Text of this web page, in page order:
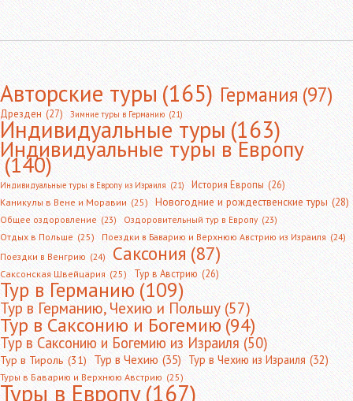
Авторские туры(165) Германия(97)
Дрезден (27) Зимние туры в Германию (21)
Индивидуальные туры(163)
Индивидуальные туры в Европу
(140)
Индивидуальные туры в Европу из Израиля (21) История Европы (26)
Каникулы в Вене и Моравии (25) Новогодние и рождественские туры (28)
Общее оздоровление (23) Оздоровительный тур в Европу (23)
Отдых в Польше (25) Поездки в Баварию и Верхнюю Австрию из Израиля (24)
Поездки в Венгрию (24) Саксония (87)
Саксонская Швейцария (25) Тур в Австрию (26)
Тур в Германию (109)
Тур в Германию, Чехию и Польшу (57)
Тур в Саксонию и Богемию(94)
Тур в Саксонию и Богемию из Израиля (50)
Тур в Тироль (31) Тур в Чехию (35) Тур в Чехию из Израиля (32)
Туры в Баварию и Верхнюю Австрию (25)
Туры в Европу(167)